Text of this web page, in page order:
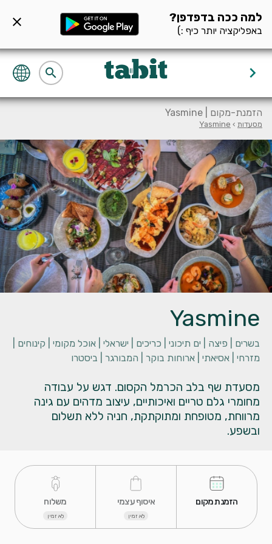
למה ככה בדפדפן?
באפליקציה יותר כיף :)
close
keyboard_arrow_right
search
הזמנת-מקום | Yasmine
מסעדות ›
Yasmine
Yasmine
בשרים | פיצה | ים תיכוני | כריכים | ישראלי | אוכל מקומי | קינוחים |
מזרחי | אסיאתי | ארוחות בוקר | המבורגר | ביסטרו
מסעדת שף בלב הכרמל הקסום. דגש על עבודה
מחומרי גלם טריים ואיכותיים, עיצוב מדהים עם גינה
מרווחת, מטופחת ומתוקתקת, חניה ללא תשלום
ובשפע.
לא זמין לא זמין